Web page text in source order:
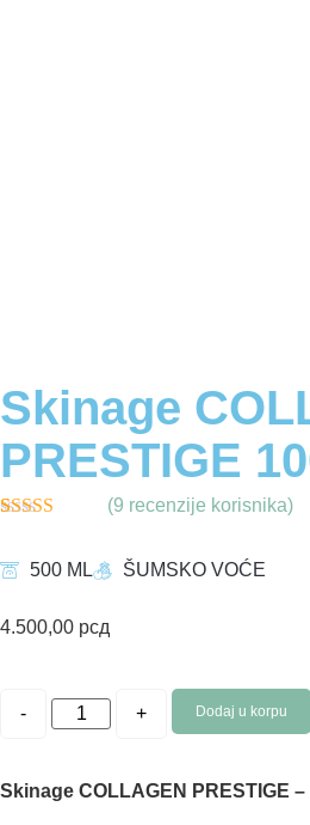
Skinage
PRESTIGE
od ukupno 5
(9 recenzije korisnika)
500 ML ŠUMSKO VOĆE
4.500,00 рсд
- + Dodaj u korpu
Skinage COLLAGEN PRESTIGE